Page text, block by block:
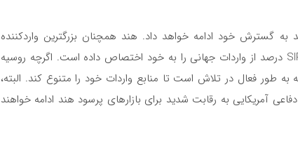
گسترش خود ادامه خواهد داد. هند همچنان بزرگترین واردکننده
تجهیزات نظامی در جهان است. طبق گزارش SIPRI، ۱۱ درصد از واردات جهانی را به خود اختصاص داده است. اگرچه روسیه
فعال در تلاش است تا منابع واردات خود را متنوع کند. البته،
آمریکایی به رقابت شدید برای بازارهای پرسود هند ادامه خواهند